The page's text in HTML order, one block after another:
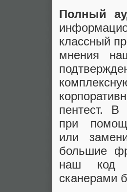
Полный
классный
мнения
пентест. В
при
или
большие
наш код
сканерами